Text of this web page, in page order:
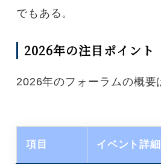
でもある。
2026年の注目ポイント
2026年のフォーラムの概要
項目 イベント詳細